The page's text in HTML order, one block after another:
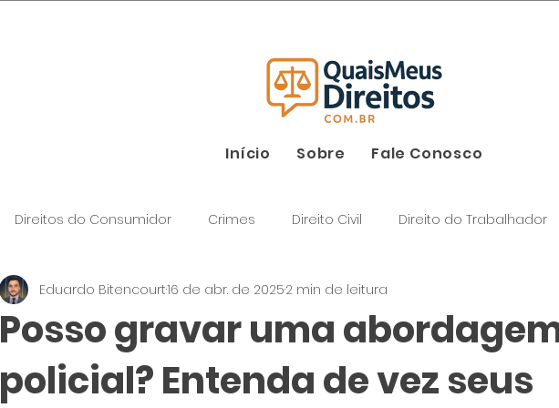
Início Sobre Fale Conosco
Direitos do Consumidor Crimes Direito Civil Direito do Trabalhador
Posso gravar uma
policial? Entenda de vez seus
Eduardo Bitencourt16 de abr. de 20252 min de leitura